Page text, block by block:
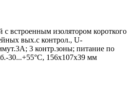
с встроенным изолятором короткого
вых.с контрол., U-
3 контр.зоны; питание по
30...+55°C, 156х107х39 мм